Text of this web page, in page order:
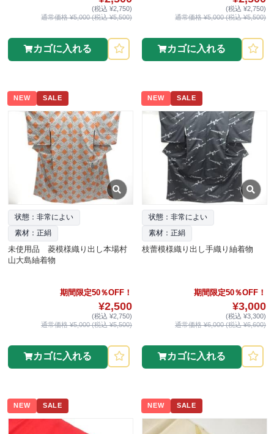
(税込 ¥2,750)
通常価格 ¥5,000 (税込 ¥5,500)
カゴに入れる
(税込 ¥2,750)
通常価格 ¥5,000 (税込 ¥5,500)
カゴに入れる
NEW SALE
状態：非常によい
素材：正絹
未使用品 菱模様織り出し本場村
山大島紬着物
期間限定50％OFF！
¥2,500
(税込 ¥2,750)
通常価格 ¥5,000 (税込 ¥5,500)
カゴに入れる
NEW SALE
状態：非常によい
素材：正絹
枝蕾模様織り出し手織り紬着物
期間限定50％OFF！
¥3,000
(税込 ¥3,300)
通常価格 ¥6,000 (税込 ¥6,600)
カゴに入れる
NEW SALE NEW SALE